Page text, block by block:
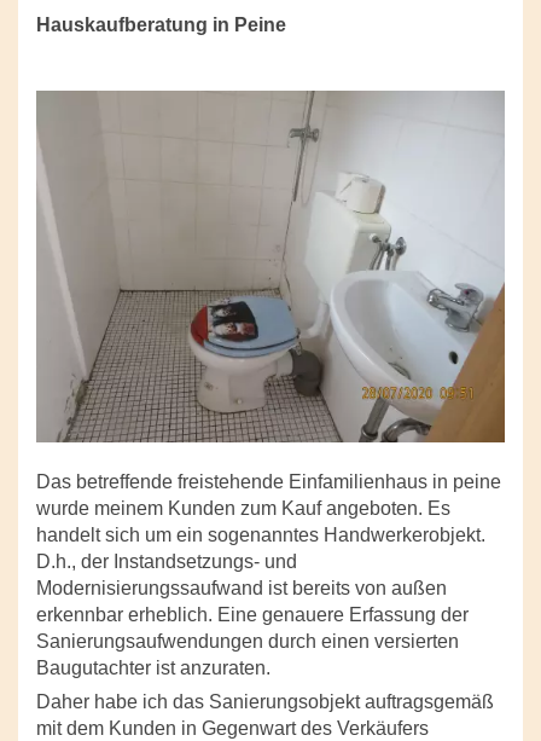
Hauskaufberatung in Peine
Das betreffende freistehende Einfamilienhaus in peine
wurde meinem Kunden zum Kauf angeboten. Es
handelt sich um ein sogenanntes Handwerkerobjekt.
D.h., der Instandsetzungs- und
Modernisierungssaufwand ist bereits von außen
erkennbar erheblich. Eine genauere Erfassung der
Sanierungsaufwendungen durch einen versierten
Baugutachter ist anzuraten.
Daher habe ich das Sanierungsobjekt auftragsgemäß
mit dem Kunden in Gegenwart des Verkäufers